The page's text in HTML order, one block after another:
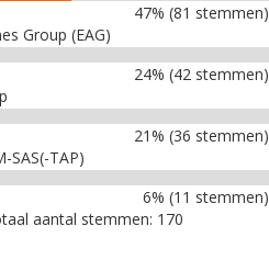
47% (81 stemmen)
Group (EAG)
24% (42 stemmen)
21% (36 stemmen)
SAS(-TAP)
6% (11 stemmen)
aantal stemmen: 170